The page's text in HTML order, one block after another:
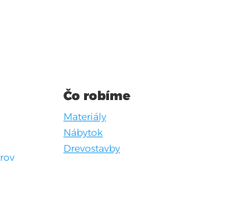
Čo robíme
Materiály
Nábytok
Drevostavby